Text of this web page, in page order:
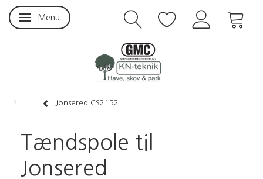
Skifte navigation
Menu
Jonsered CS2152
Tændspole til
Jonsered